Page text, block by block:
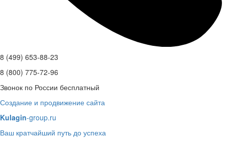
8 (499) 653-88-23
8 (800) 775-72-96
Звонок по России бесплатный
Создание и продвижение сайта
Kulagin-group.ru
Ваш кратчайший путь до успеха